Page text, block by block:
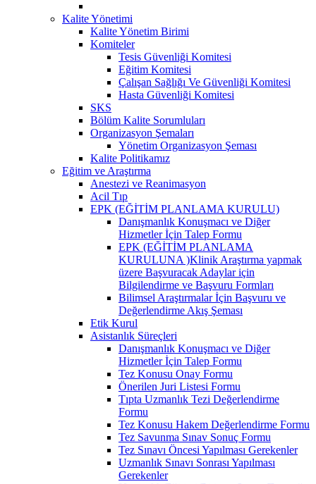
Kalite Yönetimi
Kalite Yönetim Birimi
Komiteler
Tesis Güvenliği Komitesi
Eğitim Komitesi
Çalışan Sağlığı Ve Güvenliği Komitesi
Hasta Güvenliği Komitesi
SKS
Bölüm Kalite Sorumluları
Organizasyon Şemaları
Yönetim Organizasyon Şeması
Kalite Politikamız
Eğitim ve Araştırma
Anestezi ve Reanimasyon
Acil Tıp
EPK (EĞİTİM PLANLAMA KURULU)
Danışmanlık Konuşmacı ve Diğer
Hizmetler İçin Talep Formu
EPK (EĞİTİM PLANLAMA
KURULUNA )Klinik Araştırma yapmak
üzere Başvuracak Adaylar için
Bilgilendirme ve Başvuru Formları
Bilimsel Araştırmalar İçin Başvuru ve
Değerlendirme Akış Şeması
Etik Kurul
Asistanlık Süreçleri
Danışmanlık Konuşmacı ve Diğer
Hizmetler İçin Talep Formu
Tez Konusu Onay Formu
Önerilen Juri Listesi Formu
Tıpta Uzmanlık Tezi Değerlendirme
Formu
Tez Konusu Hakem Değerlendirme Formu
Tez Savunma Sınav Sonuç Formu
Tez Sınavı Öncesi Yapılması Gerekenler
Uzmanlık Sınavı Sonrası Yapılması
Gerekenler